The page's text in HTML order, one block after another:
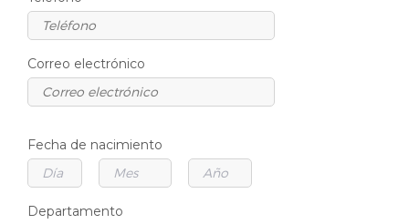
Correo electrónico
Fecha de nacimiento
Departamento